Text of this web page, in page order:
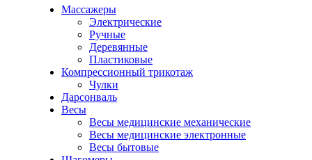
Массажеры
Электрические
Ручные
Деревянные
Пластиковые
Компрессионный трикотаж
Чулки
Дарсонваль
Весы
Весы медицинские механические
Весы медицинские электронные
Весы бытовые